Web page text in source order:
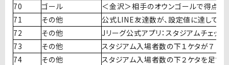
70
ゴール
＜金沢＞相手のオウンゴールで得点す
71
その他
公式LINE友達数が、設定値に達してい
72
その他
Jリーグ公式アプリ：スタジアムチェッ
73
その他
スタジアム入場者数の下１ケタが７
74
その他
スタジアム入場者数の下２ケタを足す